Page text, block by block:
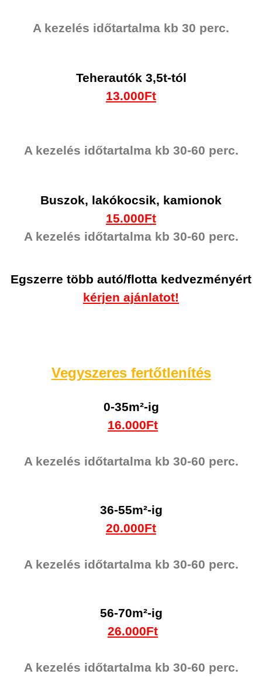
A kezelés időtartalma kb 30 perc.
Teherautók 3,5t-tól
13.000Ft
A kezelés időtartalma kb 30-60 perc.
Buszok, lakókocsik, kamionok
15.000Ft
A kezelés időtartalma kb 30-60 perc.
Egszerre több autó/flotta kedvezményért
kérjen ajánlatot!
Vegyszeres fertőtlenítés
0-35m²-ig
16.000Ft
A kezelés időtartalma kb 30-60 perc.
36-55m²-ig
20.000Ft
A kezelés időtartalma kb 30-60 perc.
56-70m²-ig
26.000Ft
A kezelés időtartalma kb 30-60 perc.